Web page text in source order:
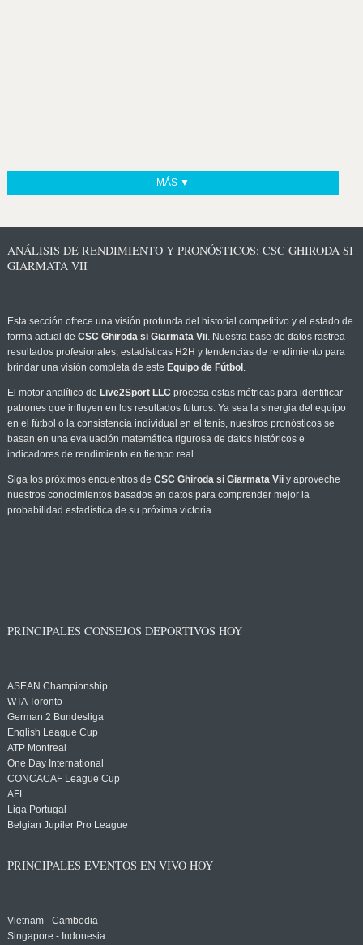
MÁS ▼
ANÁLISIS DE RENDIMIENTO Y PRONÓSTICOS: CSC GHIRODA SI
GIARMATA VII
Esta sección ofrece una visión profunda del historial competitivo y el estado de
forma actual de CSC Ghiroda si Giarmata Vii. Nuestra base de datos rastrea
resultados profesionales, estadísticas H2H y tendencias de rendimiento para
brindar una visión completa de este Equipo de Fútbol .
El motor analítico de Live2Sport LLC procesa estas métricas para identificar
patrones que influyen en los resultados futuros. Ya sea la sinergia del equipo
en el fútbol o la consistencia individual en el tenis, nuestros pronósticos se
basan en una evaluación matemática rigurosa de datos históricos e
indicadores de rendimiento en tiempo real.
Siga los próximos encuentros de CSC Ghiroda si Giarmata Viiy aproveche
nuestros conocimientos basados en datos para comprender mejor la
probabilidad estadística de su próxima victoria.
PRINCIPALES CONSEJOS DEPORTIVOS HOY
ASEAN Championship
WTA Toronto
German 2 Bundesliga
English League Cup
ATP Montreal
One Day International
CONCACAF League Cup
AFL
Liga Portugal
Belgian Jupiler Pro League
PRINCIPALES EVENTOS EN VIVO HOY
Vietnam - Cambodia
Singapore - Indonesia